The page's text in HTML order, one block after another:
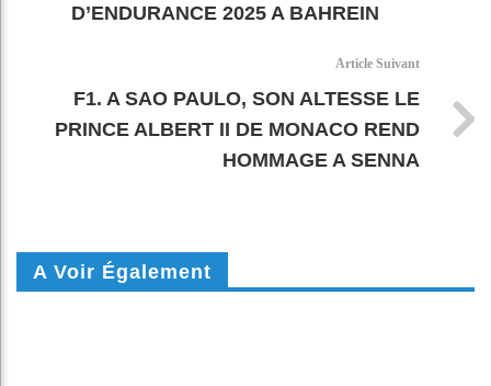
D’ENDURANCE 2025 A BAHREIN
Article Suivant
F1. A SAO PAULO, SON ALTESSE LE
PRINCE ALBERT II DE MONACO REND
HOMMAGE A SENNA
A Voir Également